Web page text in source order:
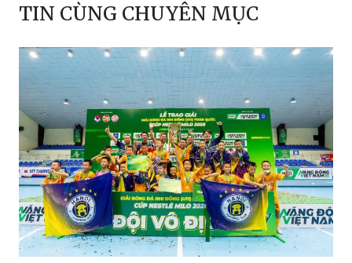
TIN CÙNG CHUYÊN MỤC